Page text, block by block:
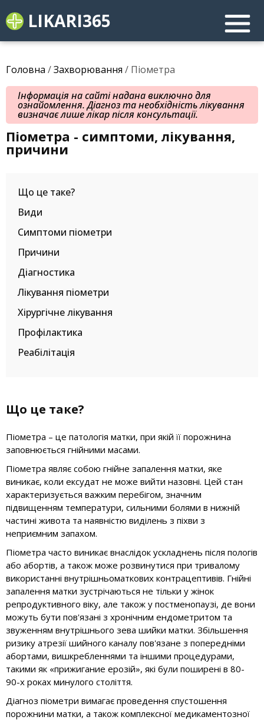
LIKARI365
Головна /Захворювання / Піометра
Інформація на сайті надана виключно для
ознайомлення. Діагноз та необхідність лікування
визначає лише лікар після консультації.
Піометра - симптоми, лікування,
причини
Що це таке?
Види
Симптоми піометри
Причини
Діагностика
Лікування піометри
Хірургічне лікування
Профілактика
Реабілітація
Що це таке?
Піометра – це патологія матки, при якій її порожнина
заповнюється гнійними масами.
Піометра являє собою гнійне запалення матки, яке
виникає, коли ексудат не може вийти назовні. Цей стан
характеризується важким перебігом, значним
підвищенням температури, сильними болями в нижній
частині живота та наявністю виділень з піхви з
неприємним запахом.
Піометра часто виникає внаслідок ускладнень після пологів
або абортів, а також може розвинутися при тривалому
використанні внутрішньоматкових контрацептивів. Гнійні
запалення матки зустрічаються не тільки у жінок
репродуктивного віку, але також у постменопаузі, де вони
можуть бути пов'язані з хронічним ендометритом та
звуженням внутрішнього зева шийки матки. Збільшення
ризику атрезії шийного каналу пов'язане з попередніми
абортами, вишкребленнями та іншими процедурами,
такими як «прижигание ерозій», які були поширені в 80-
90-х роках минулого століття.
Діагноз піометри вимагає проведення спустошення
порожнини матки, а також комплексної медикаментозної